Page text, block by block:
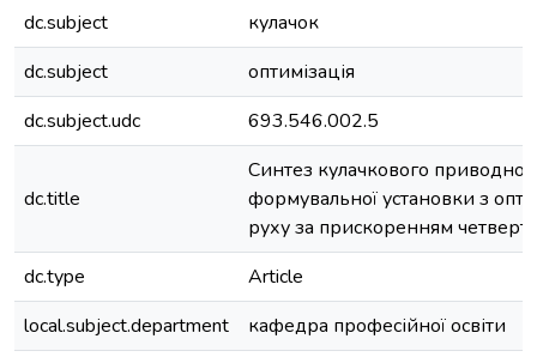
dc.subject
кулачок
dc.subject
оптимізація
dc.subject.udc
693.546.002.5
dc.title
Синтез кулачкового
формувальної установки з
руху за прискоренням
dc.type
Article
local.subject.department
кафедра професійної освіти